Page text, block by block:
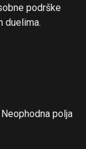
podrške
duelima.
Neophodna polja